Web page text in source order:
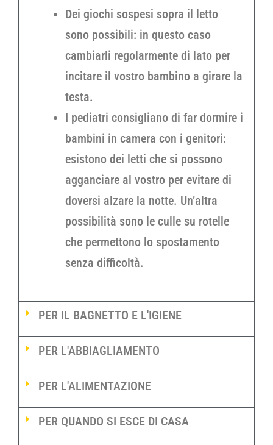
Dei giochi sospesi sopra il letto
sono possibili: in questo caso
cambiarli regolarmente di lato per
incitare il vostro bambino a girare la
testa.
I pediatri consigliano di far dormire i
bambini in camera con i genitori:
esistono dei letti che si possono
agganciare al vostro per evitare di
doversi alzare la notte. Un’altra
possibilità sono le culle su rotelle
che permettono lo spostamento
senza difficoltà.
PER IL BAGNETTO E L'IGIENE
PER L'ABBIAGLIAMENTO
PER L'ALIMENTAZIONE
PER QUANDO SI ESCE DI CASA